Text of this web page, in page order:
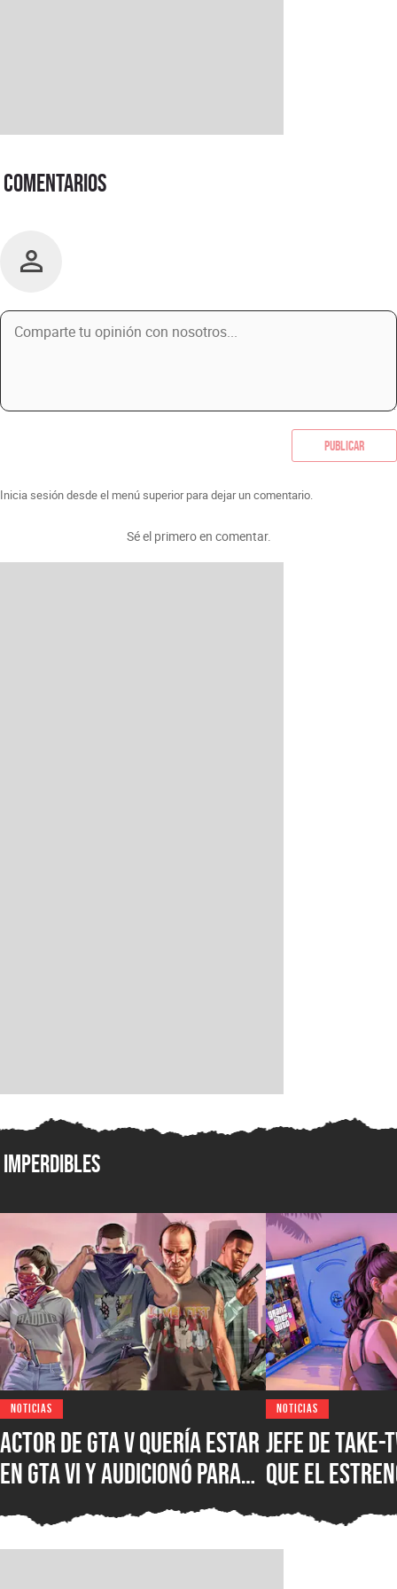
Comentarios
Publicar
Inicia sesión desde el menú superior para dejar un comentario.
Sé el primero en comentar.
Imperdibles
NOTICIAS
Actor de GTA V quería estar
en GTA VI y audicionó para
más de 60 papeles, pero se
llevó una decepción por
NOTICIAS
Jefe de
que el
formato
mejor, pues